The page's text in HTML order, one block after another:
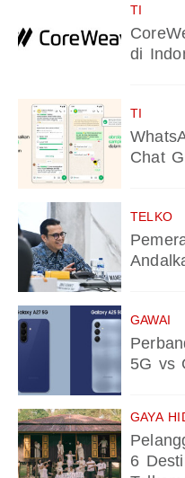
TI
di
TI
Chat
TELKO
GAWAI
5G vs
GAYA
6